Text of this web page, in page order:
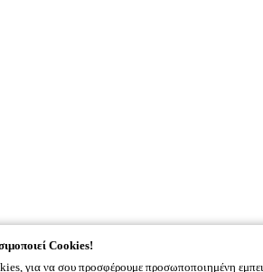
Cookies!
για να σου προσφέρουμε προσωποποιημένη